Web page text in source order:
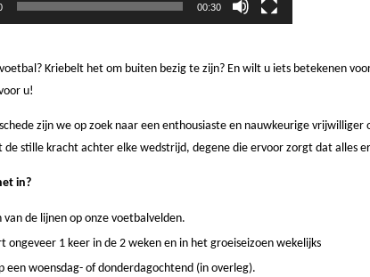
00:30
Kriebelt het om buiten bezig te zijn? En wilt u iets betekenen
u!
zijn we op zoek naar een enthousiaste en nauwkeurige
de stille kracht achter elke wedstrijd, degene die ervoor zorgt dat alles
in?
van de lijnen op onze voetbalvelden.
ongeveer 1 keer in de 2 weken en in het groeiseizoen wekelijks
een woensdag- of donderdagochtend (in overleg).